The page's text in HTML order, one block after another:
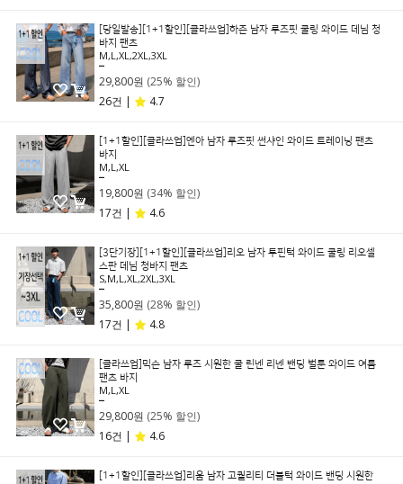
[당일발송][1+1할인][클라쓰업]하즌 남자 루즈핏 쿨링 와이드 데님 청
바지 팬츠
M,L,XL,2XL,3XL
29,800원 (25% 할인)
26건 |
4.7
[1+1할인][클라쓰업]엔아 남자 루즈핏 썬샤인 와이드 트레이닝 팬츠
바지
M,L,XL
19,800원 (34% 할인)
17건 |
4.6
[3단기장][1+1할인][클라쓰업]리오 남자 투핀턱 와이드 쿨링 리오셀
스판 데님 청바지 팬츠
S,M,L,XL,2XL,3XL
35,800원 (28% 할인)
17건 |
4.8
[클라쓰업]믹슨 남자 루즈 시원한 쿨 린넨 리넨 밴딩 벌룬 와이드 여름
팬츠 바지
M,L,XL
29,800원 (25% 할인)
16건 |
4.6
[1+1할인][클라쓰업]리움 남자 고퀄리티 더블턱 와이드 밴딩 시원한